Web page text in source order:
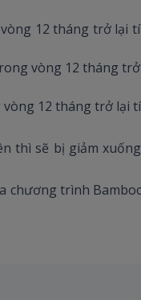
12 tháng trở lại
vòng 12 tháng
vòng 12 tháng trở lại
thì sẽ bị giảm
chương trình